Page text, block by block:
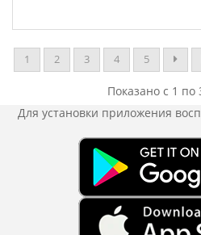
1 2 3 4 5
Показано с 1 по
Для установки приложения